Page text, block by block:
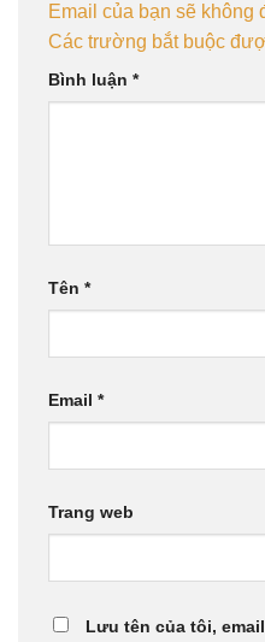
Email của bạn sẽ không
Các trường bắt buộc
Bình luận *
Tên *
Email *
Trang web
Lưu tên của tôi,